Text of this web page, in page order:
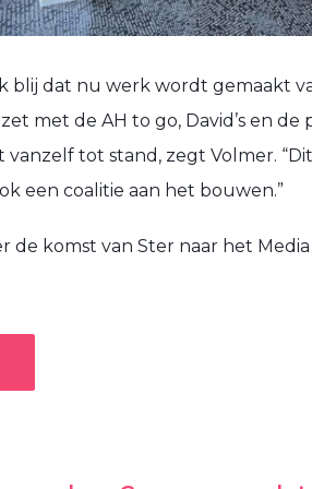
blij dat nu werk wordt gemaakt
met de AH to go, David’s en
tot stand, zegt Volmer.
een coalitie aan het bouwen.”
de komst van Ster naar het Media